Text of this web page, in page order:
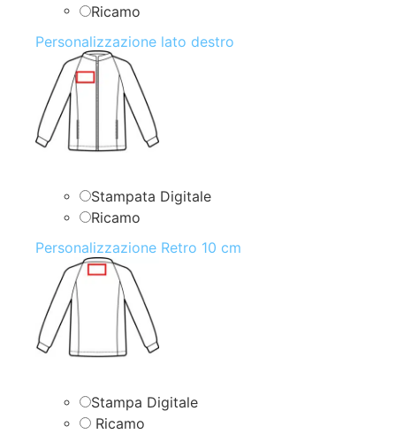
Ricamo
Personalizzazione lato destro
Stampata Digitale
Ricamo
Personalizzazione Retro 10 cm
Stampa Digitale
Ricamo